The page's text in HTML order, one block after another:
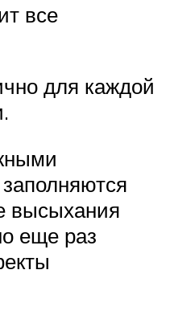
все
для каждой
высыхания
еще раз